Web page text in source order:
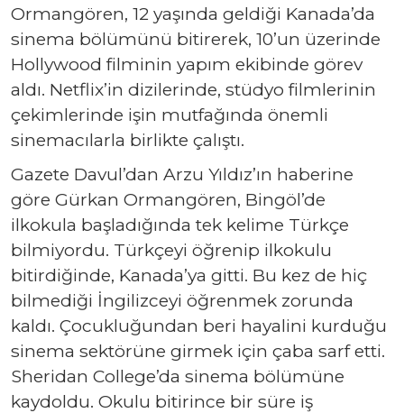
Ormangören, 12 yaşında geldiği Kanada’da
sinema bölümünü bitirerek, 10’un üzerinde
Hollywood filminin yapım ekibinde görev
aldı. Netflix’in dizilerinde, stüdyo filmlerinin
çekimlerinde işin mutfağında önemli
sinemacılarla birlikte çalıştı.
Gazete Davul’dan Arzu Yıldız’ın haberine
göre Gürkan Ormangören, Bingöl’de
ilkokula başladığında tek kelime Türkçe
bilmiyordu. Türkçeyi öğrenip ilkokulu
bitirdiğinde, Kanada’ya gitti. Bu kez de hiç
bilmediği İngilizceyi öğrenmek zorunda
kaldı. Çocukluğundan beri hayalini kurduğu
sinema sektörüne girmek için çaba sarf etti.
Sheridan College’da sinema bölümüne
kaydoldu. Okulu bitirince bir süre iş